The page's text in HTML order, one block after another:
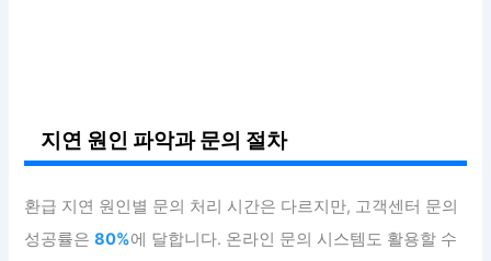
지연 원인 파악과 문의 절차
환급 지연 원인별 문의 처리 시간은 다르지만, 고객센터 문의
성공률은80%에 달합니다. 온라인 문의 시스템도 활용할 수